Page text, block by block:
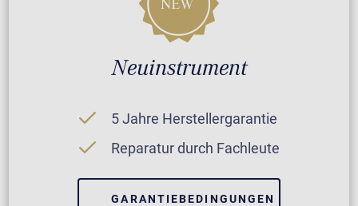
Neuinstrument
5 Jahre Herstellergarantie
Reparatur durch Fachleute
GARANTIEBEDINGUNGEN